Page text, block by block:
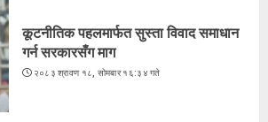
कूटनीतिक पहलमार्फत सुस्ता विवाद समाधान
गर्न सरकारसँग माग
२०८३ श्रावण १८, सोमबार १६:३४ गते